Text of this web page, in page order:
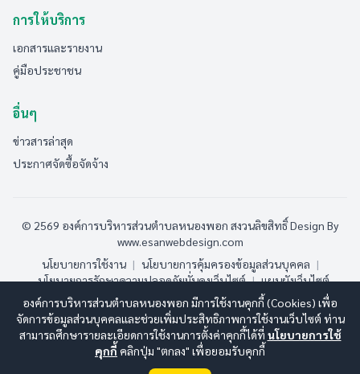
การให้บริการ
เอกสารและรายงาน
คู่มือประชาชน
อื่นๆ
ข่าวสารล่าสุด
ประกาศจัดซื้อจัดจ้าง
© 2569 องค์การบริหารส่วนตำบลหนองพอก สงวนลิขสิทธิ์Design By
www.esanwebdesign.com
นโยบายการใช้งาน | นโยบายการคุ้มครองข้อมูลส่วนบุคคล |
นโยบายการรักษาความปลอดภัยมั่นคงเว็บไซต์ | แผนผังเว็บไซต์
ออนไลน์:2 ทั้งหมด:30 (ดูสถิติทั้งหมด)
องค์การบริหารส่วนตำบลหนองพอก มีการใช้งานคุกกี้ (Cookies) เพื่อ
จัดการข้อมูลส่วนบุคคลและช่วยเพิ่มประสิทธิภาพการใช้งานเว็บไซต์ ท่าน
สามารถศึกษารายละเอียดการใช้งานการตั้งค่าคุกกี้ได้ที่ นโยบายการใช้
คุกกี้ คลิกปุ่ม "ตกลง" เพื่อยอมรับคุกกี้